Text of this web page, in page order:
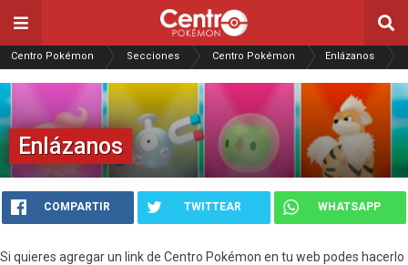
Centro Pokémon Secciones Centro Pokémon Enlázanos
Enlázanos
COMPARTIR TWITTEAR WHATSAPP
Si quieres agregar un link de Centro Pokémon en tu web podes hacerlo